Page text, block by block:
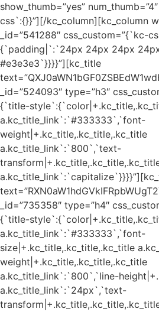
show_thumb=”yes”
css`:{}}”][/kc_column][kc_column
_id=”541288″ css_custom=”{`kc-
{`padding|`:`24px 24px 24px
#e3e3e3`}}}}”][kc_title
_id=”524093″ type=”h3″
{`title-
a.kc_title_link`:`#333333`,`font-
weight|+.kc_title,.kc_title,.kc_title
a.kc_title_link`:`800`,`text-
_id=”735358″ type=”h4″
{`title-
a.kc_title_link`:`#333333`,`font-
size|+.kc_title,.kc_title,.kc_title
weight|+.kc_title,.kc_title,.kc_title
a.kc_title_link`:`800`,`line-
a.kc_title_link`:`24px`,`text-